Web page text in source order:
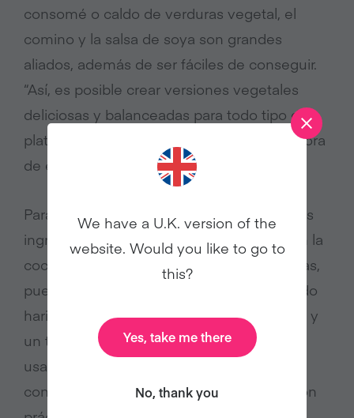
consomé o caldo de verduras vegetal, el
comino y la salsa de soya son grandes
aliados, además de ser fáciles de conseguir.
“Así, es posible crear versiones vegetales
deliciosas y balanceadas para todo tipo de
platillos tradicionales”, explica la coordinadora
de educación de Love Veg.
Para Katya Ramírez, el huevo es uno de los
ingredientes más fáciles de reemplazar en la
cocina vegetal. “Para preparaciones saladas,
puedes lograr su sabor y textura mezclando
harina de garbanzo y quinoa con especias y
un toque de sal negra del Himalaya, o
usando tofu extra firme con cúrcuma y
condimentos al gusto. Ambas opciones son
We have a U.K. version of the
website. Would you like to go to
this?
Yes, take me there
No, thank you